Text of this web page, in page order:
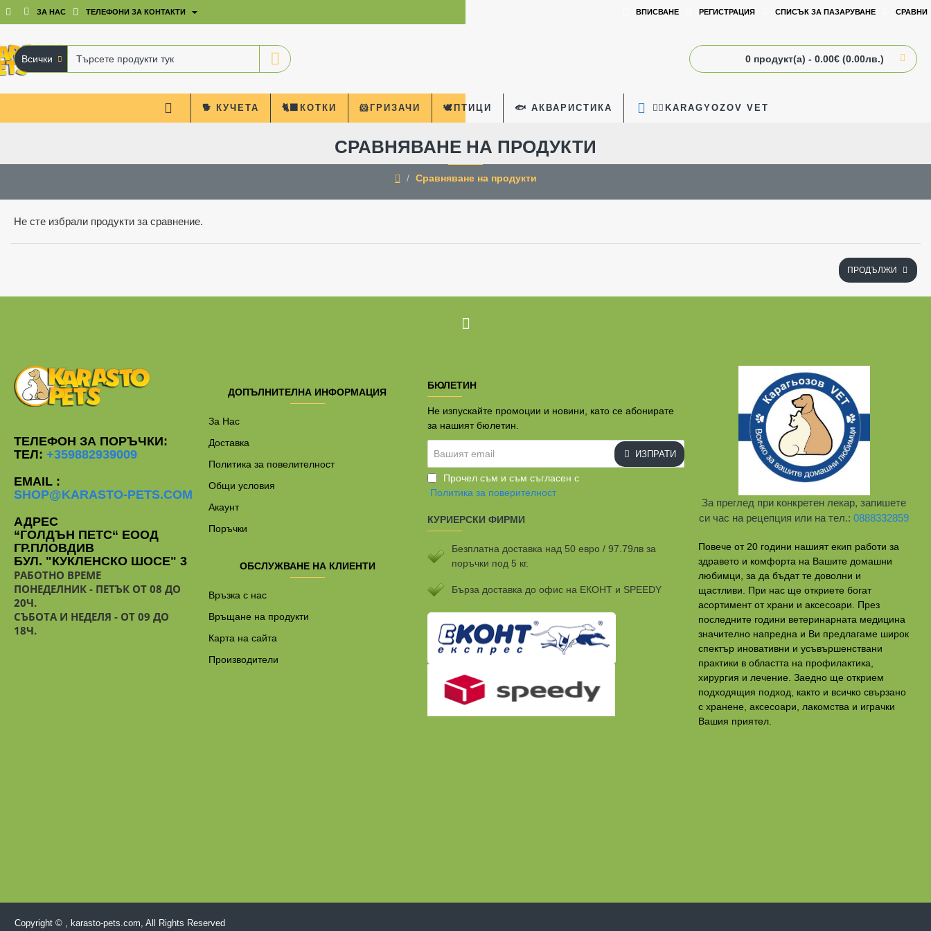
ЗА НАС ТЕЛЕФОНИ ЗА КОНТАКТИ ВПИСВАНЕ РЕГИСТРАЦИЯ СПИСЪК ЗА ПАЗАРУВАНЕ СРАВНИ
Всички
Търсете
продукти
тук
0 продукт(а) - 0.00€ (0.00лв.)
🐕 КУЧЕТА 🐈‍⬛КОТКИ 🐹ГРИЗАЧИ 🕊️ПТИЦИ 🐟 АКВАРИСТИКА 🧑‍⚕️KARAGYOZOV VET
СРАВНЯВАНЕ НА ПРОДУКТИ
Сравняване на продукти
Не сте избрали продукти за сравнение.
ПРОДЪЛЖИ
ТЕЛЕФОН ЗА ПОРЪЧКИ:
ТЕЛ: +359882939009
EMAIL :
SHOP@KARASTO-PETS.COM
АДРЕС
“ГОЛДЪН ПЕТС“ ЕООД
ГР.ПЛОВДИВ
БУЛ. "КУКЛЕНСКО ШОСЕ" 3
РАБОТНО ВРЕМЕ
ПОНЕДЕЛНИК - ПЕТЪК ОТ 08 ДО
20Ч.
СЪБОТА И НЕДЕЛЯ - ОТ 09 ДО
18Ч.
ДОПЪЛНИТЕЛНА ИНФОРМАЦИЯ
За Нас
Доставка
Политика за повелителност
Общи условия
Акаунт
Поръчки
ОБСЛУЖВАНЕ НА КЛИЕНТИ
Връзка с нас
Връщане на продукти
Карта на сайта
Производители
БЮЛЕТИН
Не изпускайте промоции и новини, като се абонирате
за нашият бюлетин.
email
ИЗПРАТИ
Прочел съм и съм съгласен с
Политика за поверителност
КУРИЕРСКИ ФИРМИ
Безплатна доставка над 50 евро / 97.79лв за
поръчки под 5 кг.
Бързa доставка до офис на ЕКОНТ и SPEEDY
За преглед при конкретен лекар, запишете
си час на рецепция или на тел.:0888332859
Повече от 20 години нашият екип работи за
здравето и комфорта на Вашите домашни
любимци, за да бъдат те доволни и
щастливи. При нас ще откриете богат
асортимент от храни и аксесоари. През
последните години ветеринарната медицина
значително напредна и Ви предлагаме широк
спектър иновативни и усъвършенствани
практики в областта на профилактикa,
хирургия и лечение. Заедно ще открием
подходящия подход, както и всичко свързано
с хранене, аксесоари, лакомства и играчки
Вашия приятел.
Copyright © , karasto-pets.com, All Rights Reserved